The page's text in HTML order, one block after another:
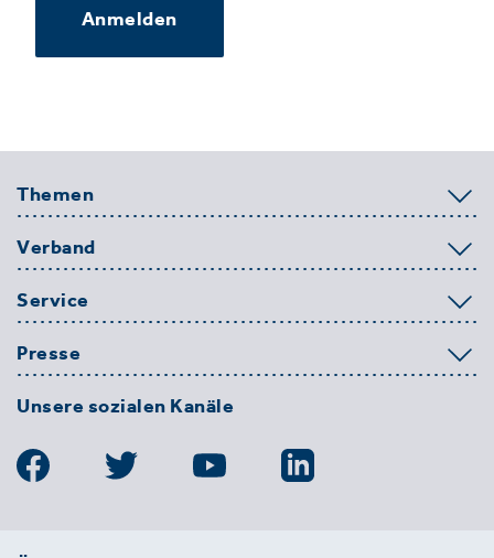
Anmelden
Themen
Verband
Service
Presse
Unsere sozialen Kanäle